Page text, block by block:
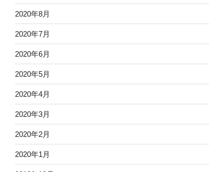
2020年8月
2020年7月
2020年6月
2020年5月
2020年4月
2020年3月
2020年2月
2020年1月